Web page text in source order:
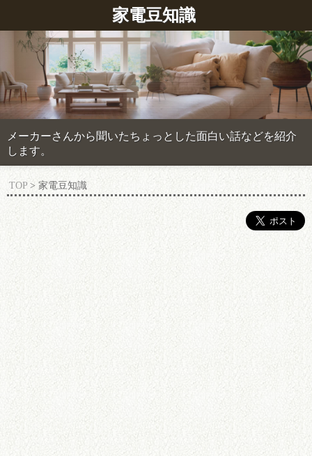
家電豆知識
メーカーさんから聞いたちょっとした面白い話などを紹介
します。
TOP > 家電豆知識